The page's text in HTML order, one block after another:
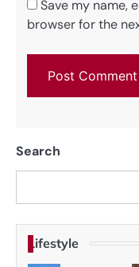
Save my name,
browser for the
Search
Lifestyle